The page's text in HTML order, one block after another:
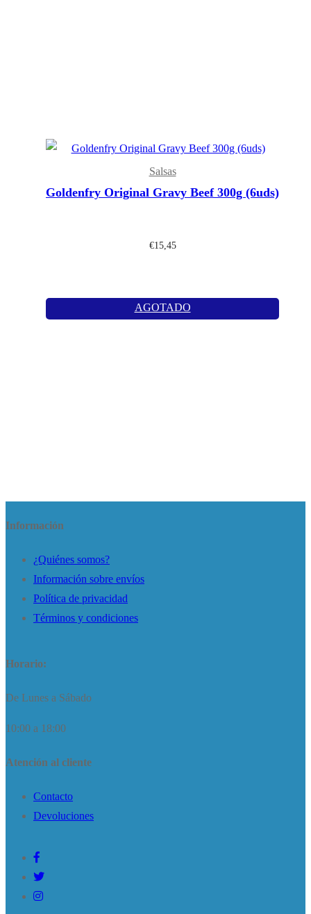
Salsas
Goldenfry Original Gravy Beef 300g (6uds)
€15,45
AGOTADO
Información
¿Quiénes somos?
Información sobre envíos
Política de privacidad
Términos y condiciones
Horario:
De Lunes a Sábado
10:00 a 18:00
Atención al cliente
Contacto
Devoluciones